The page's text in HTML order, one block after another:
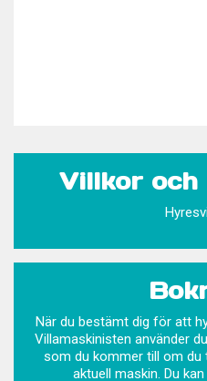
Villkor
När du bestämt dig för att
Villamaskinisten använder
som du kommer till om du
aktuell maskin. Du